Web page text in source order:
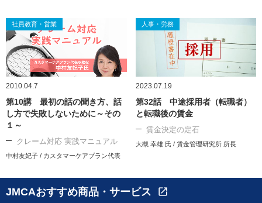
社員教育・営業
2010.04.7
第10講 最初の話の聞き方、話
し方で失敗しないために～その
１～
クレーム対応 実践マニュアル
中村友妃子 / カスタマーケアプラン代表
人事・労務
2023.07.19
第32話 中途採用者（転職者）
と転職後の賃金
賃金決定の定石
大槻 幸雄 氏 / 賃金管理研究所 所長
JMCAおすすめ商品・サービス open_in_new